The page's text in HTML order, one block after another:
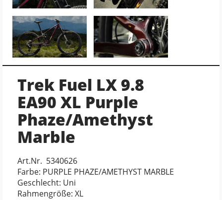
Trek Fuel LX 9.8
EA90 XL Purple
Phaze/Amethyst
Marble
Art.Nr. 5340626
Farbe: PURPLE PHAZE/AMETHYST MARBLE
Geschlecht: Uni
Rahmengröße: XL